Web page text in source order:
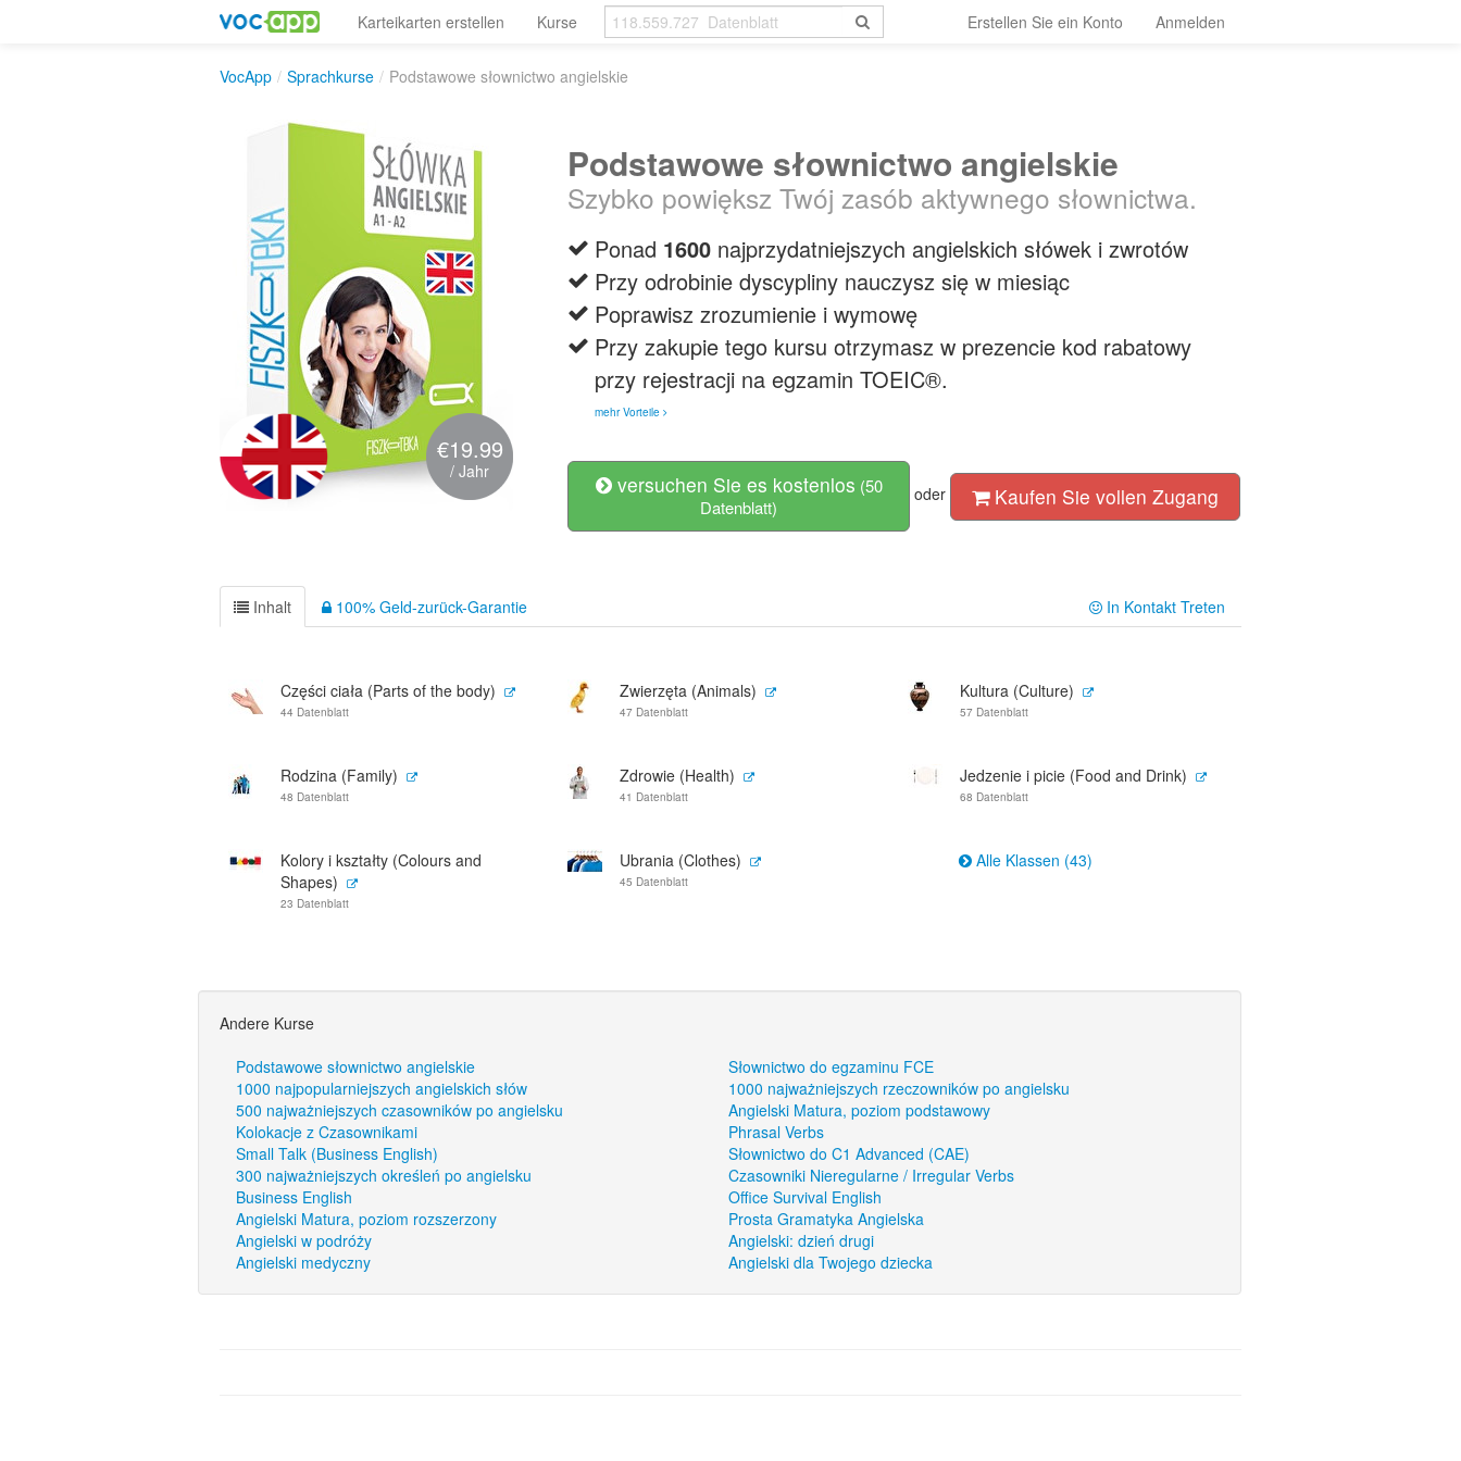
Karteikarten erstellen Kurse Erstellen Sie ein Konto Anmelden
VocApp / Sprachkurse / Podstawowe słownictwo angielskie
€19.99
/ Jahr
Podstawowe słownictwo angielskie
Szybko powiększ Twój zasób aktywnego słownictwa.
Ponad 1600 najprzydatniejszych angielskich słówek i zwrotów
Przy odrobinie dyscypliny nauczysz się w miesiąc
Poprawisz zrozumienie i wymowę
Przy zakupie tego kursu otrzymasz w prezencie kod rabatowy
przy rejestracji na egzamin TOEIC®.
mehr Vorteile
versuchen Sie es kostenlos (50
Datenblatt)
oder Kaufen Sie vollen Zugang
Inhalt 100% Geld-zurück-Garantie In Kontakt Treten
Części ciała (Parts of the body)
44 Datenblatt
Zwierzęta (Animals)
47 Datenblatt
Kultura (Culture)
57 Datenblatt
Rodzina (Family)
48 Datenblatt
Zdrowie (Health)
41 Datenblatt
Jedzenie i picie (Food and Drink)
68 Datenblatt
Kolory i kształty (Colours and
Shapes)
23 Datenblatt
Ubrania (Clothes)
45 Datenblatt
Alle Klassen (43)
Andere Kurse
Podstawowe słownictwo angielskie
Słownictwo do egzaminu FCE
1000 najpopularniejszych angielskich słów
1000 najważniejszych rzeczowników po angielsku
500 najważniejszych czasowników po angielsku
Angielski Matura, poziom podstawowy
Kolokacje z Czasownikami
Phrasal Verbs
Small Talk (Business English)
Słownictwo do C1 Advanced (CAE)
300 najważniejszych określeń po angielsku
Czasowniki Nieregularne / Irregular Verbs
Business English
Office Survival English
Angielski Matura, poziom rozszerzony
Prosta Gramatyka Angielska
Angielski w podróży
Angielski: dzień drugi
Angielski medyczny
Angielski dla Twojego dziecka